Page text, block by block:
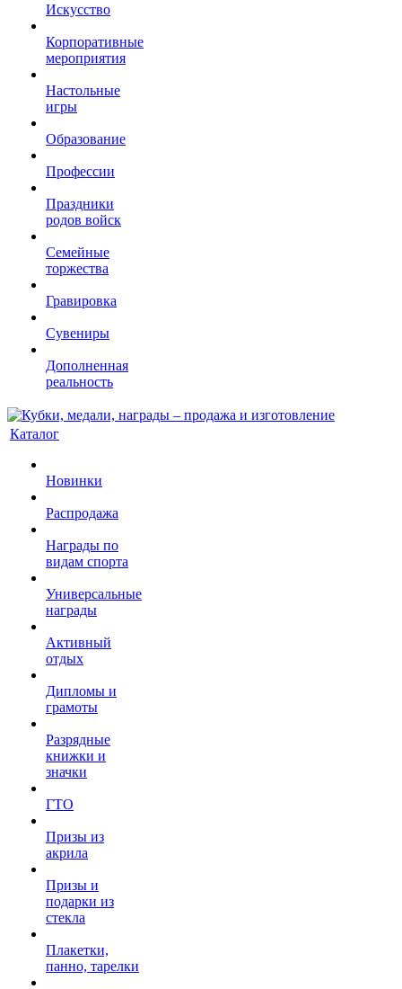
Искусство
Корпоративные
мероприятия
Настольные
игры
Образование
Профессии
Праздники
родов войск
Семейные
торжества
Гравировка
Сувениры
Дополненная
реальность
Каталог
Новинки
Распродажа
Награды по
видам спорта
Универсальные
награды
Активный
отдых
Дипломы и
грамоты
Разрядные
книжки и
значки
ГТО
Призы из
акрила
Призы и
подарки из
стекла
Плакетки,
панно, тарелки